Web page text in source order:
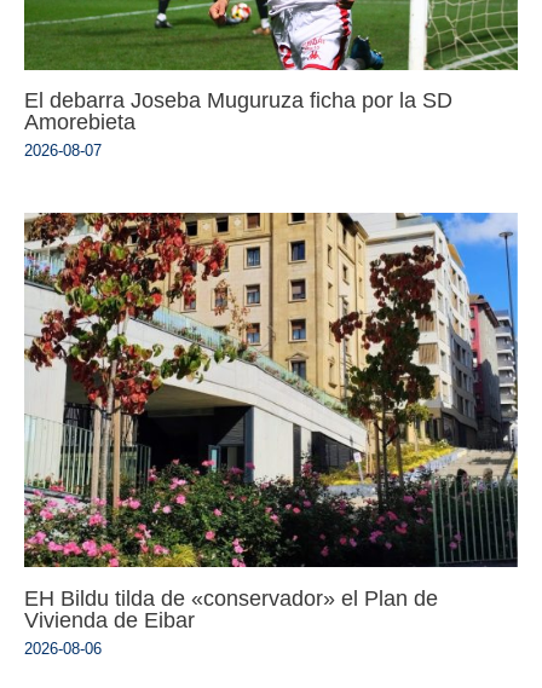
El debarra Joseba Muguruza ficha por la SD
Amorebieta
2026-08-07
EH Bildu tilda de «conservador» el Plan de
Vivienda de Eibar
2026-08-06